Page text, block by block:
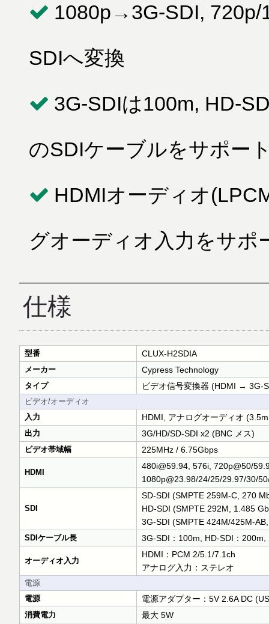
1080p→3G-SDI,
SDIへ変換
3G-SDIは100m, HD-
のSDIケーブルをサポー
HDMIオーディオ
グオーディオ入力をサポ
仕様
型番 CLUX-H2SDIA
メーカー Cypress Technology
タイプ ビデオ信号変換器 (HDMI → 3G-
ビデオ/オーディオ
入力
HDMI, アナログオーディオ
出力 3G/HD/SD-SDI x2 (BNC メス)
ビデオ帯域幅 225MHz / 6.75Gbps
HDMI
480i@59.94, 576i, 720p@50/
1080p@23.98/24/25/29.97/30/
SDI
SD-SDI (SMPTE 259M-C, 270
HD-SDI (SMPTE 292M, 1.485
3G-SDI (SMPTE 424M/425M-
SDIケーブル長 3G-SDI：100m, HD-SDI：
オーディオ入力
HDMI：PCM 2/5.1/7.1ch
アナログ入力：ステレオ
電源
電源
電源アダプター：5V 2.6A DC
消費電力 最大 5W